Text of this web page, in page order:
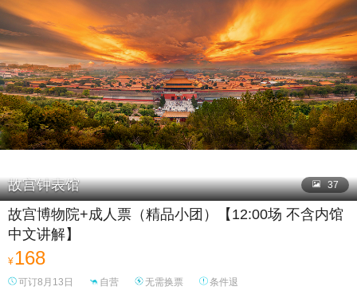
故宫钟表馆  37
故宫博物院+成人票（精品小团）【12:00场 不含内馆
中文讲解】
¥168
可订8月13日 自营 无需换票 条件退
